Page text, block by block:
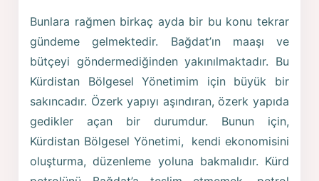
Bunlara rağmen birkaç ayda bir bu konu tekrar
gündeme gelmektedir. Bağdat’ın maaşı ve
bütçeyi göndermediğinden yakınılmaktadır. Bu
Kürdistan Bölgesel Yönetimim için büyük bir
sakıncadır. Özerk yapıyı aşındıran, özerk yapıda
gedikler açan bir durumdur. Bunun için,
Kürdistan Bölgesel Yönetimi, kendi ekonomisini
oluşturma, düzenleme yoluna bakmalıdır. Kürd